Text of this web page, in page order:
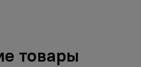
товары